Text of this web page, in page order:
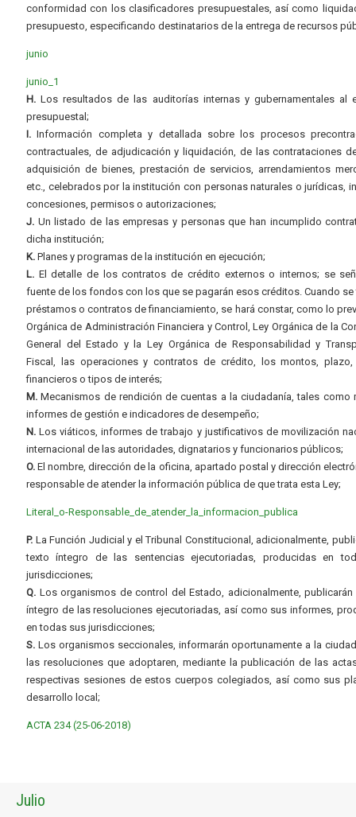
conformidad con los clasificadores presupuestales, así como
presupuesto, especificando destinatarios de la entrega de recursos
junio
junio_1
H. Los resultados de las auditorías internas y gubernamentales al
presupuestal;
I. Información completa y detallada sobre los procesos
contractuales, de adjudicación y liquidación, de las contrataciones
adquisición de bienes, prestación de servicios, arrendamientos
etc., celebrados por la institución con personas naturales o jurídicas,
concesiones, permisos o autorizaciones;
J. Un listado de las empresas y personas que han incumplido
dicha institución;
K. Planes y programas de la institución en ejecución;
L. El detalle de los contratos de crédito externos o internos; se
fuente de los fondos con los que se pagarán esos créditos. Cuando se
préstamos o contratos de financiamiento, se hará constar, como lo
Orgánica de Administración Financiera y Control, Ley Orgánica de la
General del Estado y la Ley Orgánica de Responsabilidad y
Fiscal, las operaciones y contratos de crédito, los montos,
financieros o tipos de interés;
M. Mecanismos de rendición de cuentas a la ciudadanía, tales como
informes de gestión e indicadores de desempeño;
N. Los viáticos, informes de trabajo y justificativos de movilización
internacional de las autoridades, dignatarios y funcionarios públicos;
O. El nombre, dirección de la oficina, apartado postal y dirección
responsable de atender la información pública de que trata esta Ley;
Literal_o-Responsable_de_atender_la_informacion_publica
P. La Función Judicial y el Tribunal Constitucional, adicionalmente,
texto íntegro de las sentencias ejecutoriadas, producidas en
jurisdicciones;
Q. Los organismos de control del Estado, adicionalmente, publicarán
íntegro de las resoluciones ejecutoriadas, así como sus informes,
en todas sus jurisdicciones;
S. Los organismos seccionales, informarán oportunamente a la
las resoluciones que adoptaren, mediante la publicación de las
respectivas sesiones de estos cuerpos colegiados, así como sus
desarrollo local;
ACTA 234 (25-06-2018)
Julio